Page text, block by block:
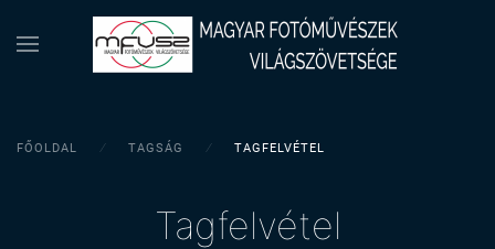
FŐOLDAL TAGSÁG TAGFELVÉTEL
Tagfelvétel